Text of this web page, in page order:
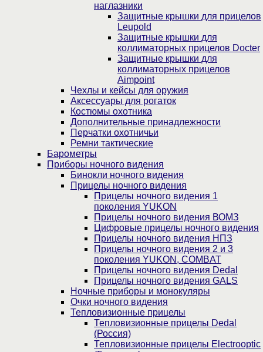
наглазники
Защитные крышки для прицелов
Leupold
Защитные крышки для
коллиматорных прицелов Docter
Защитные крышки для
коллиматорных прицелов
Aimpoint
Чехлы и кейсы для оружия
Аксессуары для рогаток
Костюмы охотника
Дополнительные принадлежности
Перчатки охотничьи
Ремни тактические
Барометры
Приборы ночного видения
Бинокли ночного видения
Прицелы ночного видения
Прицелы ночного видения 1
поколения YUKON
Прицелы ночного видения ВОМЗ
Цифровые прицелы ночного видения
Прицелы ночного видения НПЗ
Прицелы ночного видения 2 и 3
поколения YUKON, COMBAT
Прицелы ночного видения Dedal
Прицелы ночного видения GALS
Ночные приборы и монокуляры
Очки ночного видения
Тепловизионные прицелы
Тепловизионные прицелы Dedal
(Россия)
Тепловизионные прицелы Electrooptic